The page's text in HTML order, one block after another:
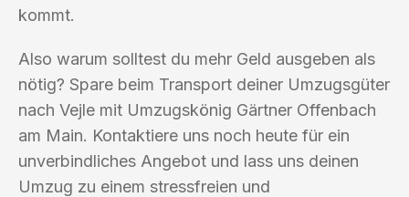
kommt.
Also warum solltest du mehr Geld ausgeben als
nötig? Spare beim Transport deiner Umzugsgüter
nach Vejle mit Umzugskönig Gärtner Offenbach
am Main. Kontaktiere uns noch heute für ein
unverbindliches Angebot und lass uns deinen
Umzug zu einem stressfreien und